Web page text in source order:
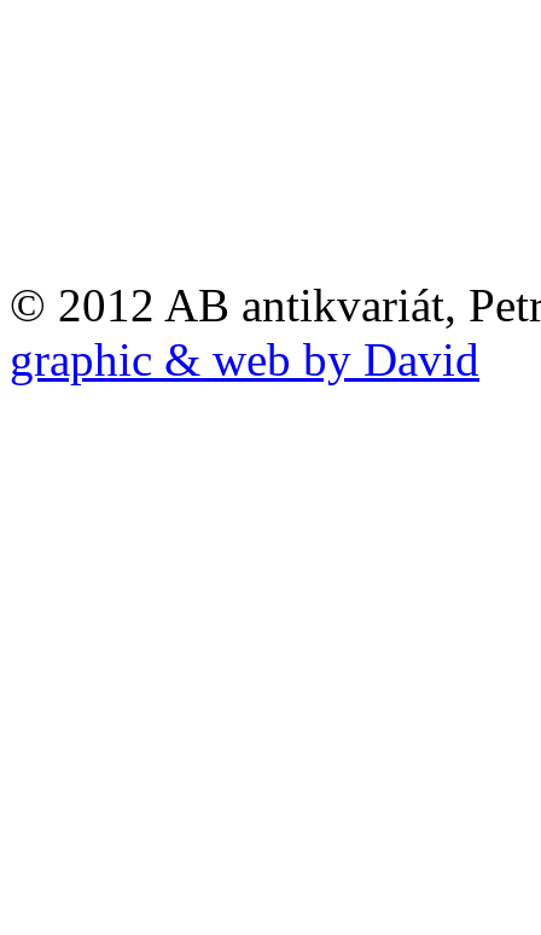
© 2012 AB antikvariát,
graphic & web by David